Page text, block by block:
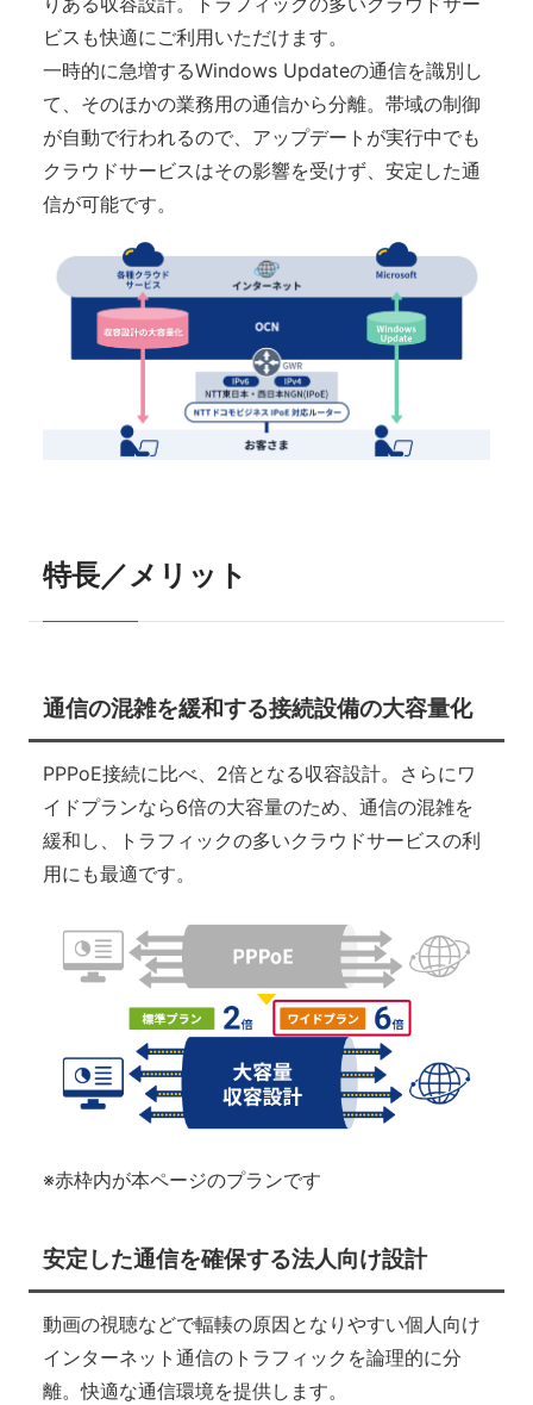
ビスも快適にご利用いただけます。
一時的に急増するWindows Updateの通信を識別し
て、そのほかの業務用の通信から分離。帯域の制御
が自動で行われるので、アップデートが実行中でも
クラウドサービスはその影響を受けず、安定した通
信が可能です。
特長／メリット
通信の混雑を緩和する接続設備の大容量化
PPPoE接続に比べ、2倍となる収容設計。さらにワ
イドプランなら6倍の大容量のため、通信の混雑を
緩和し、トラフィックの多いクラウドサービスの利
用にも最適です。
※赤枠内が本ページのプランです
安定した通信を確保する法人向け設計
動画の視聴などで輻輳の原因となりやすい個人向け
インターネット通信のトラフィックを論理的に分
離。快適な通信環境を提供します。